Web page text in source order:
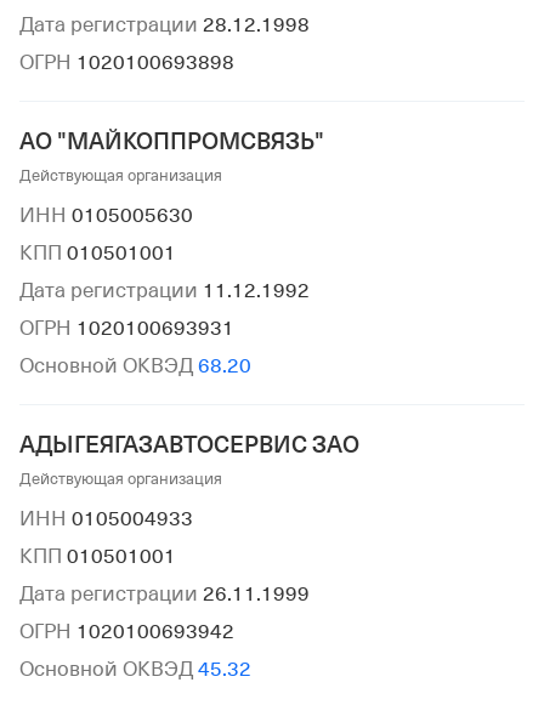
Дата регистрации 28.12.1998
ОГРН 1020100693898
АО "МАЙКОППРОМСВЯЗЬ"
Действующая организация
ИНН 0105005630
КПП 010501001
Дата регистрации 11.12.1992
ОГРН 1020100693931
Основной ОКВЭД 68.20
АДЫГЕЯГАЗАВТОСЕРВИС ЗАО
Действующая организация
ИНН 0105004933
КПП 010501001
Дата регистрации 26.11.1999
ОГРН 1020100693942
Основной ОКВЭД 45.32